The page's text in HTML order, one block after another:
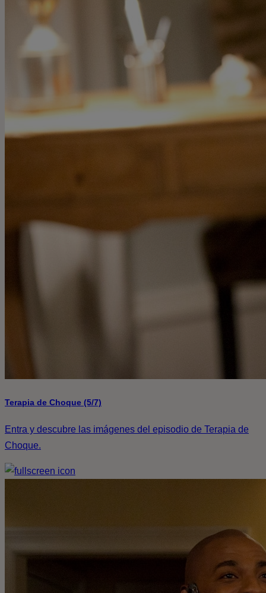
Terapia de Choque (5/7)
Entra y descubre las imágenes del episodio de Terapia de
Choque.